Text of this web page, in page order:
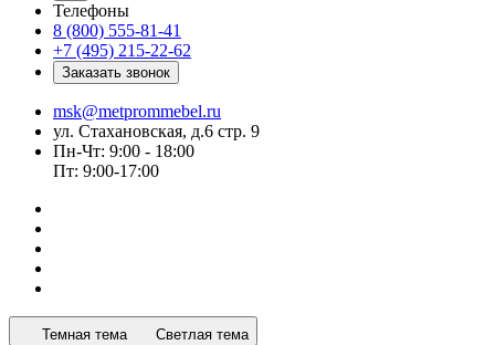
Телефоны
8 (800) 555-81-41
+7 (495) 215-22-62
Заказать звонок
msk@metprommebel.ru
ул. Стахановская, д.6 стр. 9
Пн-Чт: 9:00 - 18:00
Пт: 9:00-17:00
Темная тема Светлая тема